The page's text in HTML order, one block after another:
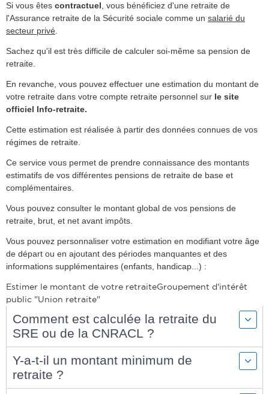
Si vous êtes contractuel , vous bénéficiez d'une retraite de
l'Assurance retraite de la Sécurité sociale comme un salarié du
secteur privé
Sachez qu'il est très difficile de calculer soi-même sa pension de
retraite.
En revanche, vous pouvez effectuer une estimation du montant de
votre retraite dans votre compte retraite personnel sur le site
officiel Info-retraite.
Cette estimation est réalisée à partir des données connues de vos
régimes de retraite.
Ce service vous permet de prendre connaissance des montants
estimatifs de vos différentes pensions de retraite de base et
complémentaires.
Vous pouvez consulter le montant global de vos pensions de
retraite, brut, et net avant impôts.
Vous pouvez personnaliser votre estimation en modifiant votre âge
de départ ou en ajoutant des périodes manquantes et des
informations supplémentaires (enfants, handicap...) :
Estimer le montant de votre retraiteGroupement d'intérêt
public "Union retraite"
Comment est calculée la retraite du
SRE ou de la CNRACL ?
Y-a-t-il un montant minimum de
retraite ?